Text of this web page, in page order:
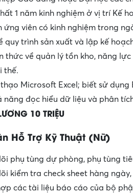
1 năm kinh nghiệm ở vị trí Kế
ứng viên có kinh nghiệm trong
quy trình sản xuất và lập kế
thức về quản lý tồn kho, năng
thế.
Microsoft Excel; biết sử dụng
năng đọc hiểu dữ liệu và phân
10 TRIỆU
Hỗ Trợ Kỹ Thuật (Nữ)
phụ tùng dự phòng, phụ tùng
kiểm tra check sheet hàng
các tài liệu báo cáo của bộ